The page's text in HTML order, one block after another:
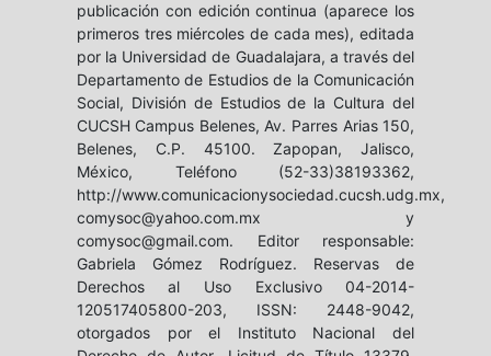
publicación con edición continua (aparece los
primeros tres miércoles de cada mes), editada
por la Universidad de Guadalajara, a través del
Departamento de Estudios de la Comunicación
Social, División de Estudios de la Cultura del
CUCSH Campus Belenes, Av. Parres Arias 150,
Belenes, C.P. 45100. Zapopan, Jalisco,
México, Teléfono (52-33)38193362,
http://www.comunicacionysociedad.cucsh.udg.mx,
comysoc@yahoo.com.mx y
comysoc@gmail.com. Editor responsable:
Gabriela Gómez Rodríguez. Reservas de
Derechos al Uso Exclusivo 04-2014-
120517405800-203, ISSN: 2448-9042,
otorgados por el Instituto Nacional del